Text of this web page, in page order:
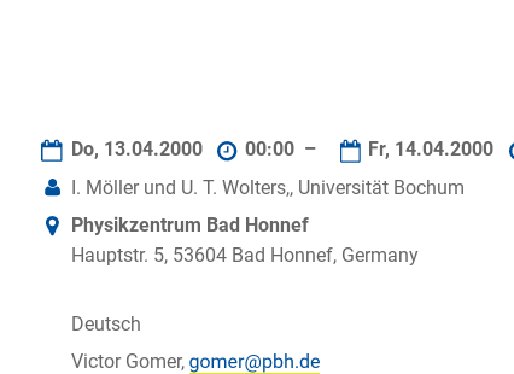
Do, 13.04.2000 00:00 – Fr, 14.04.2000
I. Möller und U. T. Wolters,, Universität Bochum
Physikzentrum Bad Honnef
Hauptstr. 5, 53604 Bad Honnef, Germany
Deutsch
Victor Gomer,